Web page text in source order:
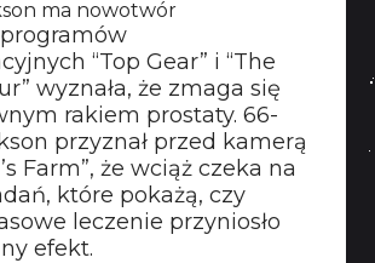
ma nowotwór
“Top Gear” i “The
wyznała, że zmaga się
rakiem prostaty. 66-
przyznał przed kamerą
Farm”, że wciąż czeka na
które pokażą, czy
leczenie przyniosło
efekt.